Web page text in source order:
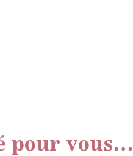
pour vous…